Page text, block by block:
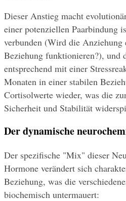
Dieser Anstieg macht
einer potenziellen Paarbindung
verbunden (Wird die
Beziehung funktionieren?), und
entsprechend mit einer
Monaten in einer stabilen
Cortisolwerte wieder, was die
Sicherheit und Stabilität
Der dynamische
Der spezifische "Mix" dieser
Hormone verändert sich
Beziehung, was die
biochemisch untermauert: